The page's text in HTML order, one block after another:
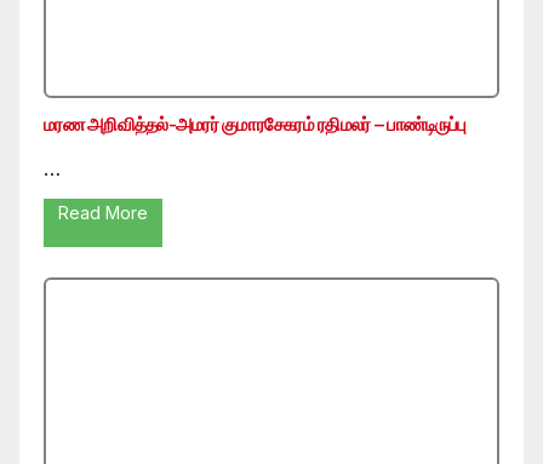
மரண அறிவித்தல்-அமரர் குமாரசேகரம் ரதிமலர் – பாண்டிருப்பு
…
Read More